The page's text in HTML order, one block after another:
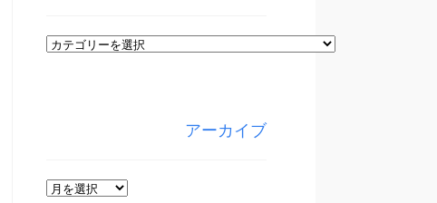
カ
アーカイブ
ア